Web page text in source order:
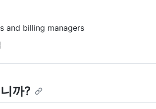
and billing managers
까?